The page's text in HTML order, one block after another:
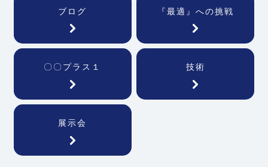
ブログ 『最適』への挑戦
〇〇プラス１ 技術
展示会